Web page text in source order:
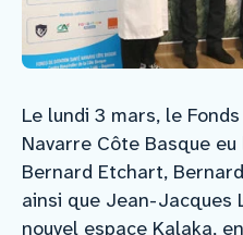
Le lundi 3 mars, le
Navarre Côte Basque
Bernard Etchart,
ainsi que Jean-Jacques
nouvel espace Kalaka,